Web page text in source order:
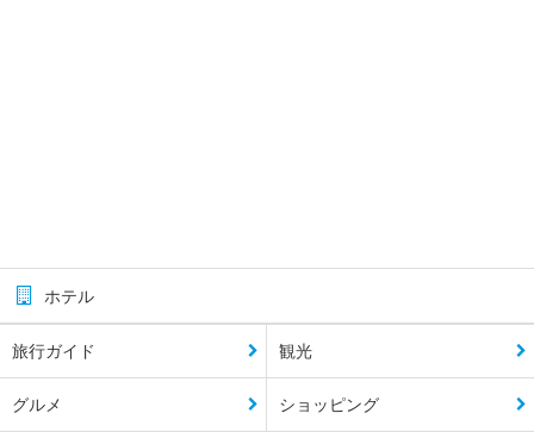
ホテル
旅行ガイド 観光
グルメ ショッピング